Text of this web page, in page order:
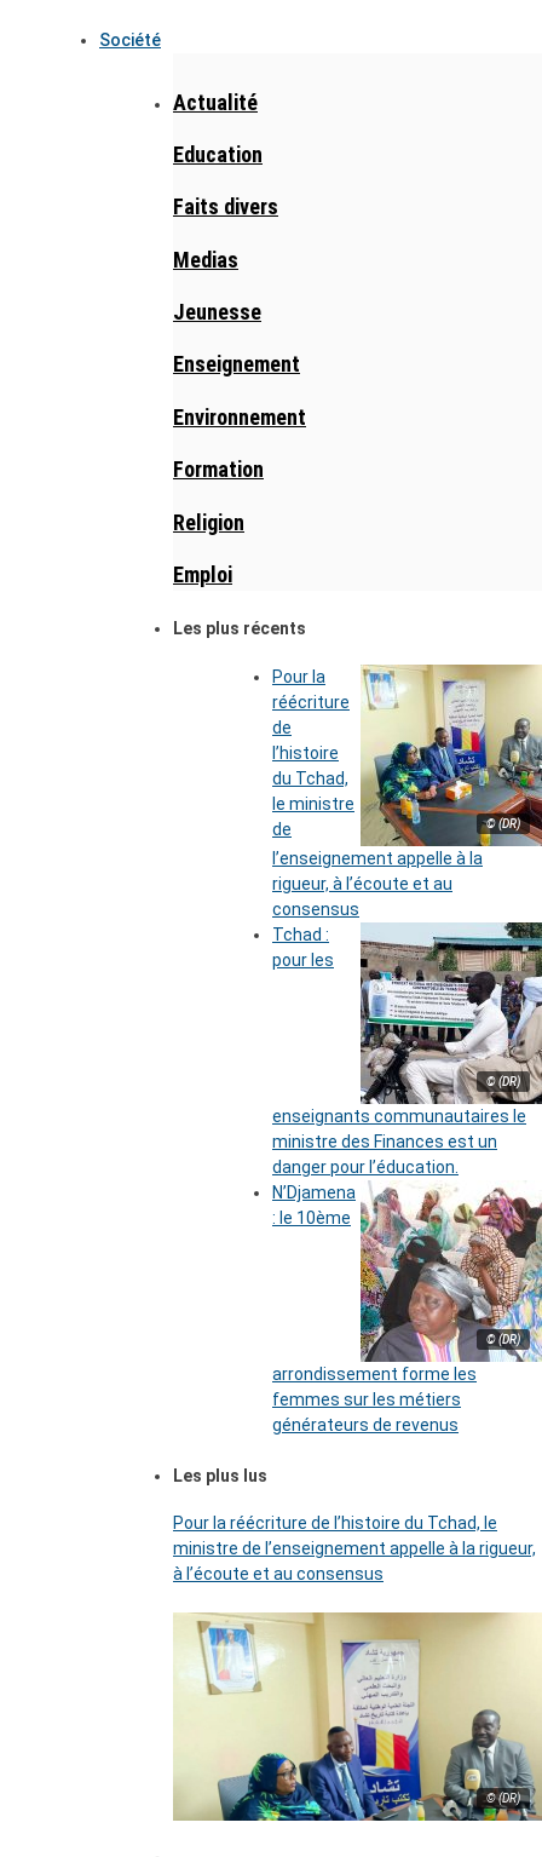
Société
Actualité
Education
Faits divers
Medias
Jeunesse
Enseignement
Environnement
Formation
Religion
Emploi
Les plus récents
© (DR)
Pour la
réécriture
de
l’histoire
du Tchad,
le ministre
de
l’enseignement appelle à la
rigueur, à l’écoute et au
consensus
© (DR)
Tchad :
pour les
enseignants communautaires le
ministre des Finances est un
danger pour l’éducation.
© (DR)
N’Djamena
: le 10ème
arrondissement forme les
femmes sur les métiers
générateurs de revenus
Les plus lus
Pour la réécriture de l’histoire du Tchad, le
ministre de l’enseignement appelle à la rigueur,
à l’écoute et au consensus
© (DR)